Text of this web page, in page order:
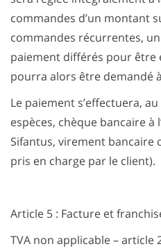
commandes d’un montant
commandes récurrentes,
paiement différés pour être
pourra alors être demandé
Le paiement s’effectuera,
espèces, chèque bancaire à
Sifantus, virement bancaire
pris en charge par le client).
Article 5 : Facture et
TVA non applicable – article